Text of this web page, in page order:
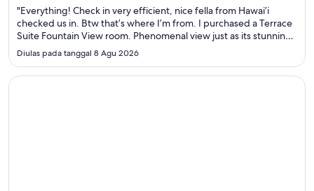
"Everything! Check in very efficient, nice fella from Hawai’i
checked us in. Btw that’s where I’m from. I purchased a Terrace
Suite Fountain View room. Phenomenal view just as its stunning
pictures depict! It was everything! And that tub! In your unit
looking at that view, priceless! It was our first ..."
Diulas pada tanggal 8 Agu 2026
Terbuka di jendela baru
Wynn Las Vegas